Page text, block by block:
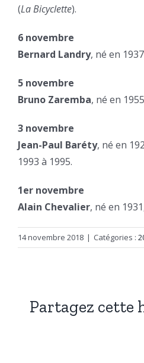
(La Bicyclette).
6 novembre
Bernard Landry, né en
5 novembre
Bruno Zaremba, né en
3 novembre
Jean-Paul Baréty, né en
1993 à 1995.
1er novembre
Alain Chevalier, né en
14 novembre 2018 | Catégories :
Partagez cette